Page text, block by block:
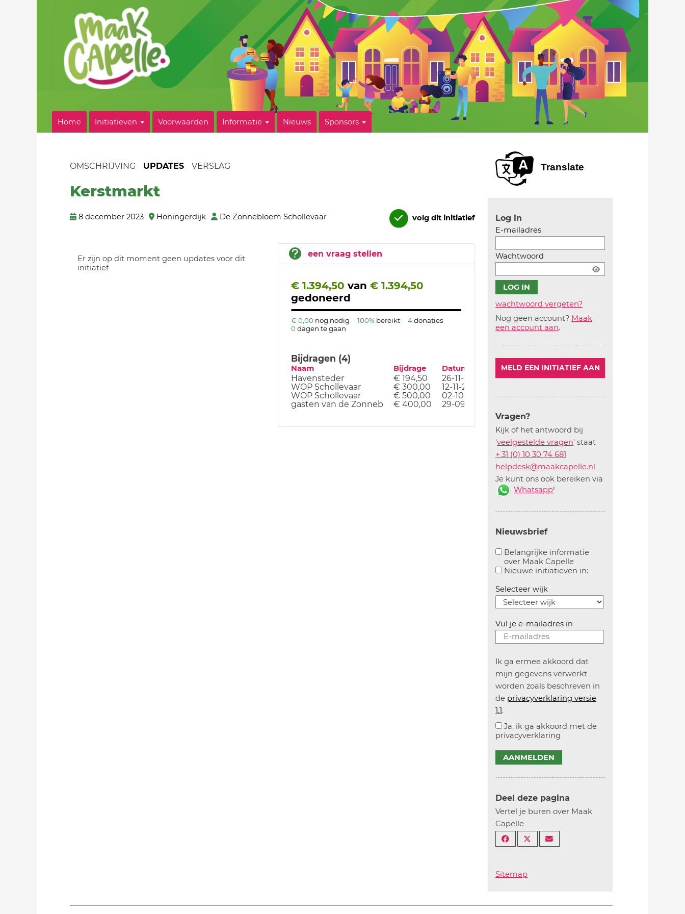
Home Initiatieven Voorwaarden Informatie Nieuws Sponsors
OMSCHRIJVING UPDATES VERSLAG
Kerstmarkt
8 december 2023 Honingerdijk De Zonnebloem Schollevaar volg dit initiatief
Er zijn op dit moment geen updates voor dit
initiatief
een vraag stellen
€ 1.394,50 van € 1.394,50
gedoneerd
€ 0,00 nog nodig 100% bereikt 4donaties
0 dagen te gaan
Bijdragen (4)
Naam Bijdrage Datum
Havensteder € 194,50
26-11-23
WOP Schollevaar
€ 300,00
12-11-23
WOP Schollevaar
€ 500,00
02-10-23
gasten van de Zonneb
€ 400,00 29-09-23
Translate
Log in
E-mailadres
Wachtwoord
wachtwoord vergeten?
Nog geen account? Maak
een account aan.
MELD EEN INITIATIEF AAN
Vragen?
Kijk of het antwoord bij
'veelgestelde vragen' staat
+ 31 (0) 10 30 74 681
helpdesk@maakcapelle.nl
Je kunt ons ook bereiken via
Whatsapp!
Nieuwsbrief
Belangrijke informatie
over Maak Capelle
Aanvinken om belangrijke informatie over
Nieuwe initiatieven in:Aanvinken om
Selecteer wijk
Vul je e-mailadres in
Ik ga ermee akkoord dat
mijn gegevens verwerkt
worden zoals beschreven in
de privacyverklaring versie
1.1.
Ja, ik ga akkoord met de
privacyverklaring
AANMELDEN
Deel deze pagina
Vertel je buren over Maak
Capelle
Sitemap